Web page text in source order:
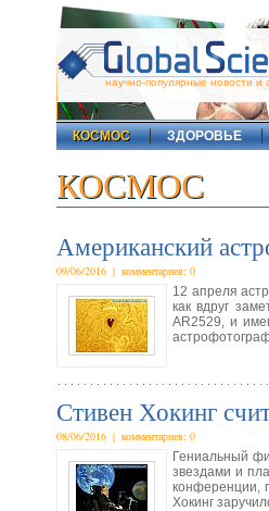
научно-популярные новости и
КОСМОС
ЗДОРОВЬЕ
КОСМОС
Американский
09/06/2016 | комментариев: 0
12 апреля
как вдруг
AR2529, и
Стивен Хокинг
08/06/2016 | комментариев: 0
Гениальный
звездами и
конференции,
Хокинг